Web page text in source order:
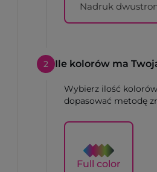
Nadruk
2 Ile kolorów ma
Wybierz ilość
dopasować metodę
Full color